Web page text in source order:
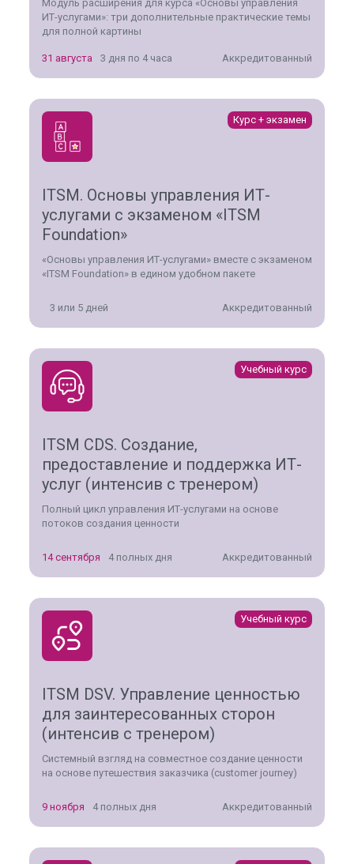
Модуль расширения для курса «Основы управления
ИТ-услугами»: три дополнительные практические темы
для полной картины
31 августа 3 дня по 4 часа Аккредитованный
Курс + экзамен
ITSM. Основы управления ИТ-
услугами с экзаменом «ITSM
Foundation»
«Основы управления ИТ-услугами» вместе с экзаменом
«ITSM Foundation» в едином удобном пакете
3 или 5 дней Аккредитованный
Учебный курс
ITSM CDS. Создание,
предоставление и поддержка ИТ-
услуг (интенсив с тренером)
Полный цикл управления ИТ-услугами на основе
потоков создания ценности
14 сентября 4 полных дня Аккредитованный
Учебный курс
ITSM DSV. Управление ценностью
для заинтересованных сторон
(интенсив с тренером)
Системный взгляд на совместное создание ценности
на основе путешествия заказчика (customer journey)
9 ноября 4 полных дня Аккредитованный